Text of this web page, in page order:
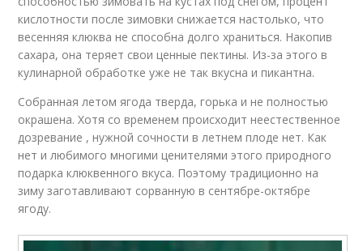
кислотности после зимовки снижается настолько, что
весенняя клюква не способна долго храниться. Накопив
сахара, она теряет свои ценные пектины. Из-за этого в
кулинарной обработке уже не так вкусна и пикантна.
Собранная летом ягода тверда, горька и не полностью
окрашена. Хотя со временем происходит неестественное
дозревание , нужной сочности в летнем плоде нет. Как
нет и любимого многими ценителями этого природного
подарка клюквенного вкуса. Поэтому традиционно на
зиму заготавливают сорванную в сентябре-октябре
ягоду.